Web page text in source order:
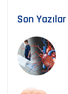
Son Yazılar